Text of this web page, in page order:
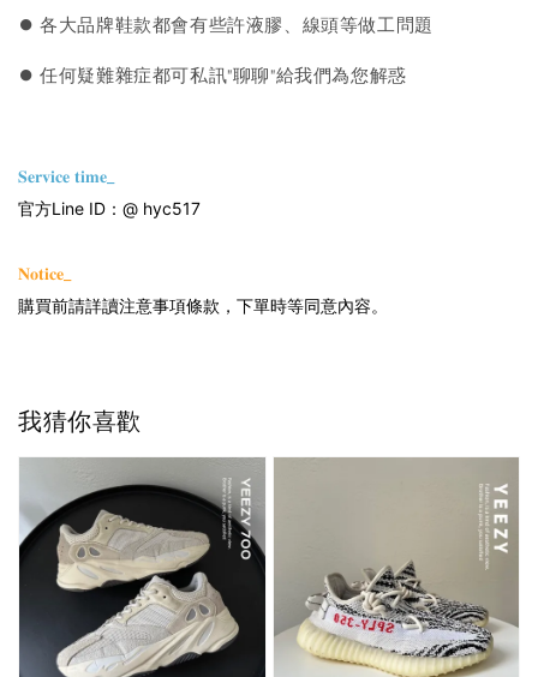
⏺︎ 各大品牌鞋款都會有些許液膠、線頭等做工問題
⏺︎ 任何疑難雜症都可私訊"聊聊"給我們為您解惑
𝐒𝐞𝐫𝐯𝐢𝐜𝐞 𝐭𝐢𝐦𝐞_
官方Line ID：@ hyc517
𝐍𝐨𝐭𝐢𝐜𝐞_
購買前請詳讀注意事項條款，下單時等同意內容。
我猜你喜歡